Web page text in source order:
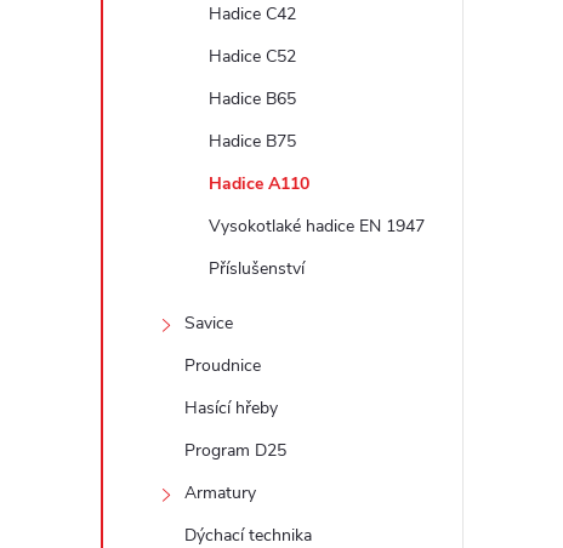
Hadice C42
Hadice C52
Hadice B65
Hadice B75
Hadice A110
Vysokotlaké hadice EN 1947
Příslušenství
Savice
Proudnice
Hasící hřeby
Program D25
Armatury
Dýchací technika